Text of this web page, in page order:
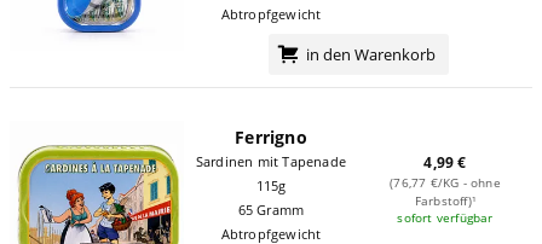
Abtropfgewicht
in den Warenkorb
Ferrigno
Sardinen mit Tapenade
115g
65 Gramm
Abtropfgewicht
4,99 €
(76,77 €/KG - ohne
Farbstoff)¹
sofort verfügbar